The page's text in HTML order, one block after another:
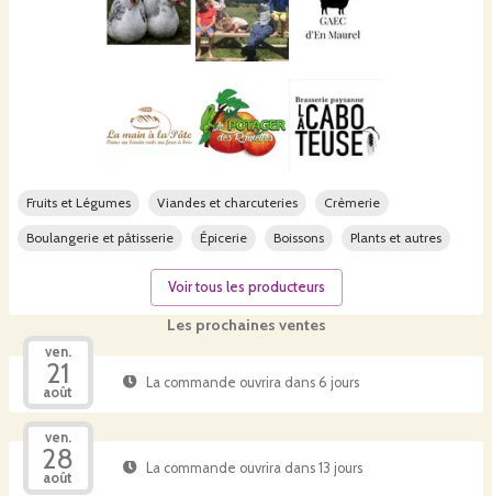
Les prochaines ventes
ven.
21
août
La commande ouvrira dans 6 jours
ven.
28
août
La commande ouvrira dans 13 jours
Fruits et Légumes Viandes et charcuteries Crèmerie
Boulangerie et pâtisserie Épicerie Boissons Plants et autres
Voir tous les producteurs